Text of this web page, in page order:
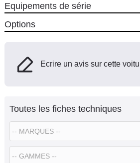
Equipements de série
Options
Ecrire un avis sur cette
Toutes les fiches techniques